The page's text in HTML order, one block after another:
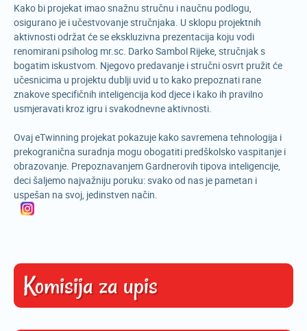
Kako bi projekat imao snažnu stručnu i naučnu podlogu,
osigurano je i učestvovanje stručnjaka. U sklopu projektnih
aktivnosti održat će se ekskluzivna prezentacija koju vodi
renomirani psiholog mr.sc. Darko Sambol Rijeke, stručnjak s
bogatim iskustvom. Njegovo predavanje i stručni osvrt pružit će
učesnicima u projektu dublji uvid u to kako prepoznati rane
znakove specifičnih inteligencija kod djece i kako ih pravilno
usmjeravati kroz igru i svakodnevne aktivnosti.
Ovaj eTwinning projekat pokazuje kako savremena tehnologija i
prekogranična suradnja mogu obogatiti predškolsko vaspitanje i
obrazovanje. Prepoznavanjem Gardnerovih tipova inteligencije,
deci šaljemo najvažniju poruku: svako od nas je pametan i
uspešan na svoj, jedinstven način.
Komisija za upis